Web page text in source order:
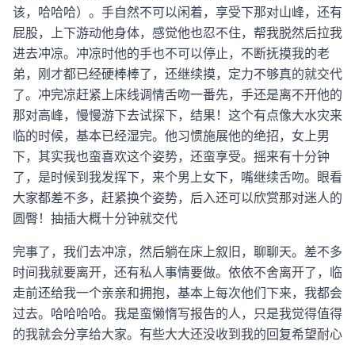
该，哈哈哈）。手自然不可以闲着，享受下那对山峰，还有
屁股，上下游动他身体，感觉他也忍不住，帮我脱然后拉我
进去冲凉。冲凉时他的手也不可以停止，不断抚摸我的老
弟，刚才都已经硬棒棒了，还继续摸，定力不够真的就交代
了。冲完凉赶紧上床线调情舌吻一番先，手还是离不开他的
那对高峰，慢慢游下去试探下，结果！这个有点像大水灾来
临的时候，基本已经湿完。他习惯施展他的绝招，女上男
下，其实我也蛮喜欢这个姿势，还蛮享受。摇来有十分钟
了，是时候到我发挥下，来个男上女下，嘴继续舌吻。眼看
大家都差不多，赶紧换个姿势，后入还可以欣赏那对迷人的
圆臀！抽插大概十分钟就交代
完事了，我们去冲凉，然后躺在床上叙旧，聊聊天。差不多
时间我就要离开，还有私人事情要做。依依不舍离开了，临
走前还给我一个亲亲和拥抱，基本上每次他们下来，我都会
过去。哈哈哈哈。我是蛮懒惰写报告的人，只是我觉得值得
的我就会分享给大家。有些大大还没收到我的回复希望耐心